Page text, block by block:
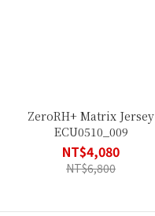
ZeroRH+ Matrix Jersey
ECU0510_009
NT$4,080
NT$6,800